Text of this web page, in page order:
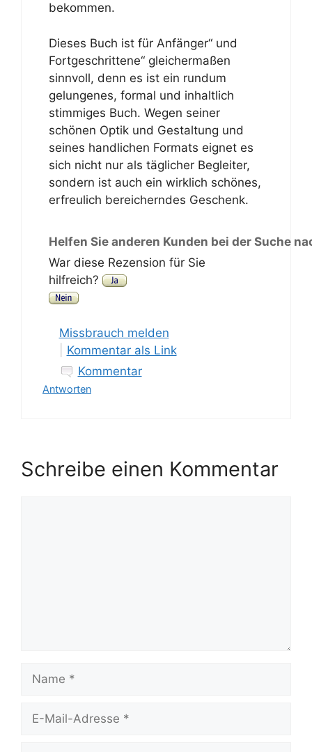
bekommen.
Dieses Buch ist für Anfänger“ und
Fortgeschrittene“ gleichermaßen
sinnvoll, denn es ist ein rundum
gelungenes, formal und inhaltlich
stimmiges Buch. Wegen seiner
schönen Optik und Gestaltung und
seines handlichen Formats eignet es
sich nicht nur als täglicher Begleiter,
sondern ist auch ein wirklich schönes,
erfreulich bereicherndes Geschenk.
Helfen Sie anderen Kunden bei der Suche
War diese Rezension für Sie
hilfreich?
Missbrauch melden
Kommentar als Link
Kommentar
Antworten
Schreibe einen Kommentar
Name